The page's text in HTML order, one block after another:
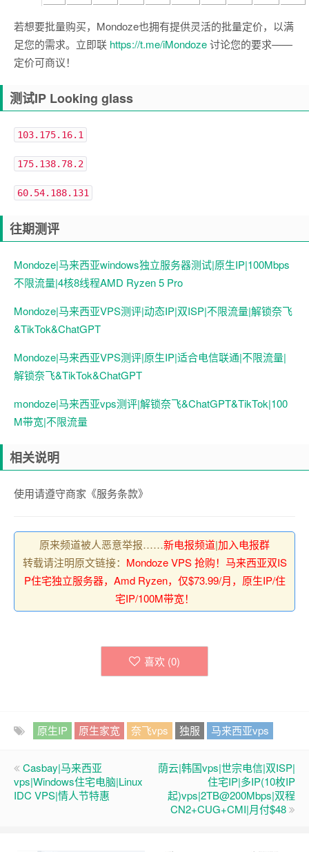
若想要批量购买，Mondoze也拥有提供灵活的批量定价，以满
足您的需求。立即联 https://t.me/iMondoze讨论您的要求——
定价可商议！
测试IP Looking glass
103.175.16.1
175.138.78.2
60.54.188.131
往期测评
Mondoze|马来西亚windows独立服务器测试|原生IP|100Mbps
不限流量|4核8线程AMD Ryzen 5 Pro
Mondoze|马来西亚VPS测评|动态IP|双ISP|不限流量|解锁奈飞
&TikTok&ChatGPT
Mondoze|马来西亚VPS测评|原生IP|适合电信联通|不限流量|
解锁奈飞&TikTok&ChatGPT
mondoze|马来西亚vps测评|解锁奈飞&ChatGPT&TikTok|100
M带宽|不限流量
相关说明
使用请遵守商家《服务条款》
原来频道被人恶意举报……新电报频道|加入电报群
转载请注明原文链接： Mondoze VPS 抢购！马来西亚双IS
P住宅独立服务器，Amd Ryzen，仅$73.99/月，原生IP/住
宅IP/100M带宽！
喜欢 (0)
原生IP 原生家宽 奈飞vps 独服 马来西亚vps
Casbay|马来西亚
vps|Windows住宅电脑|Linux
IDC VPS|情人节特惠
荫云|韩国vps|世宗电信|双ISP|
住宅IP|多IP(10枚IP
起)vps|2TB@200Mbps|双程
CN2+CUG+CMI|月付$48